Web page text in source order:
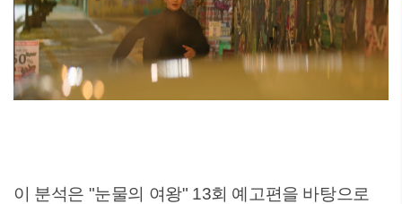
이 분석은 "눈물의 여왕" 13회 예고편을 바탕으로